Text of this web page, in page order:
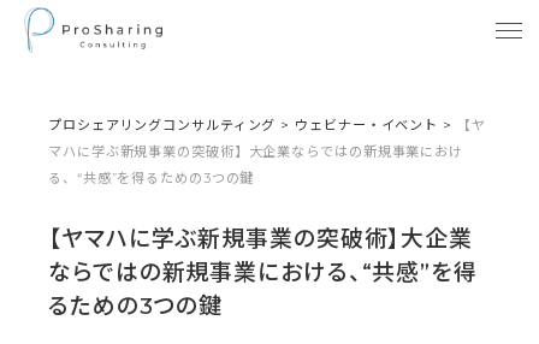
プロシェアリングコンサルティング > ウェビナー・イベント >
【ヤ
マハに学ぶ新規事業の突破術】大企業ならではの新規事業におけ
る、“共感”を得るための3つの鍵
【ヤマハに学ぶ新規事業の突破術】大企業
ならではの新規事業における、“共感”を得
るための3つの鍵